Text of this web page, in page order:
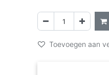
Toevoegen aan